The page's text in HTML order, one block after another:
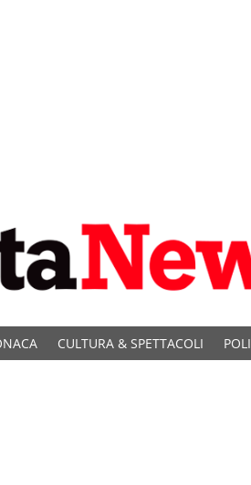
CULTURA & SPETTACOLI